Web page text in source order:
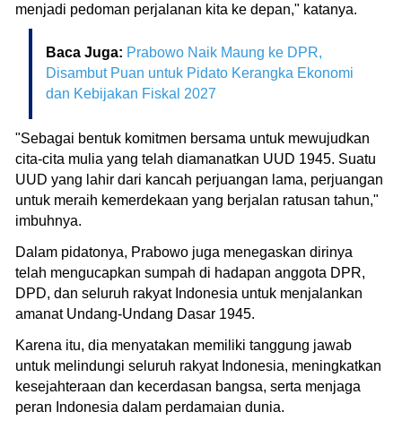
menjadi pedoman perjalanan kita ke depan," katanya.
Baca Juga: Prabowo Naik Maung ke DPR,
Disambut Puan untuk Pidato Kerangka Ekonomi
dan Kebijakan Fiskal 2027
"Sebagai bentuk komitmen bersama untuk mewujudkan
cita-cita mulia yang telah diamanatkan UUD 1945. Suatu
UUD yang lahir dari kancah perjuangan lama, perjuangan
untuk meraih kemerdekaan yang berjalan ratusan tahun,"
imbuhnya.
Dalam pidatonya, Prabowo juga menegaskan dirinya
telah mengucapkan sumpah di hadapan anggota DPR,
DPD, dan seluruh rakyat Indonesia untuk menjalankan
amanat Undang-Undang Dasar 1945.
Karena itu, dia menyatakan memiliki tanggung jawab
untuk melindungi seluruh rakyat Indonesia, meningkatkan
kesejahteraan dan kecerdasan bangsa, serta menjaga
peran Indonesia dalam perdamaian dunia.